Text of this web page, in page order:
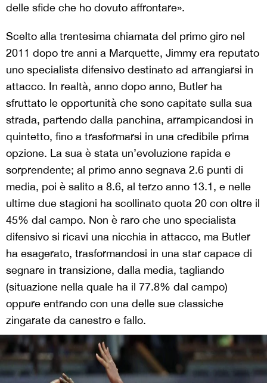
delle sfide che ho dovuto affrontare».
Scelto alla trentesima chiamata del primo giro nel
2011 dopo tre anni a Marquette, Jimmy era reputato
uno specialista difensivo destinato ad arrangiarsi in
attacco. In realtà, anno dopo anno, Butler ha
sfruttato le opportunità che sono capitate sulla sua
strada, partendo dalla panchina, arrampicandosi in
quintetto, fino a trasformarsi in una credibile prima
opzione. La sua è stata un’evoluzione rapida e
sorprendente; al primo anno segnava 2.6 punti di
media, poi è salito a 8.6, al terzo anno 13.1, e nelle
ultime due stagioni ha scollinato quota 20 con oltre il
45% dal campo. Non è raro che uno specialista
difensivo si ricavi una nicchia in attacco, ma Butler
ha esagerato, trasformandosi in una star capace di
segnare in transizione, dalla media, tagliando
(situazione nella quale ha il 77.8% dal campo)
oppure entrando con una delle sue classiche
zingarate da canestro e fallo.